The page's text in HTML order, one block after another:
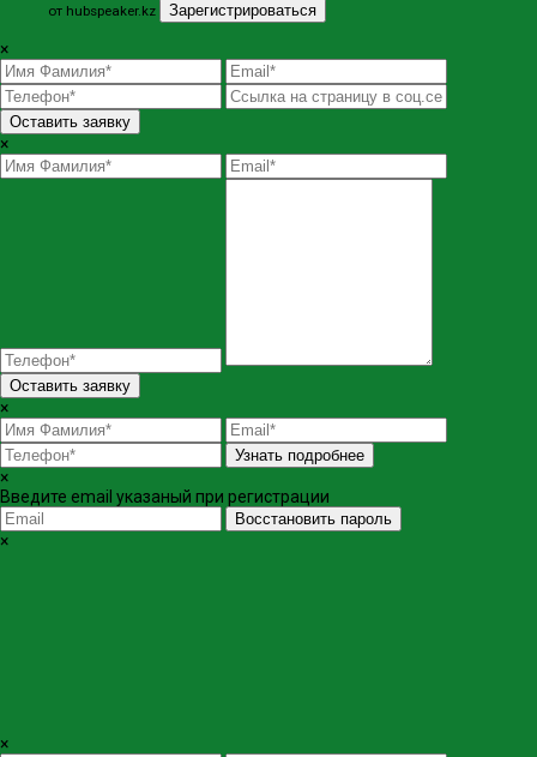
от hubspeaker.kz
Зарегистрироваться
×
Оставить заявку
×
Оставить заявку
×
Узнать подробнее
×
Введите email указаный при регистрации
Восстановить пароль
×
×